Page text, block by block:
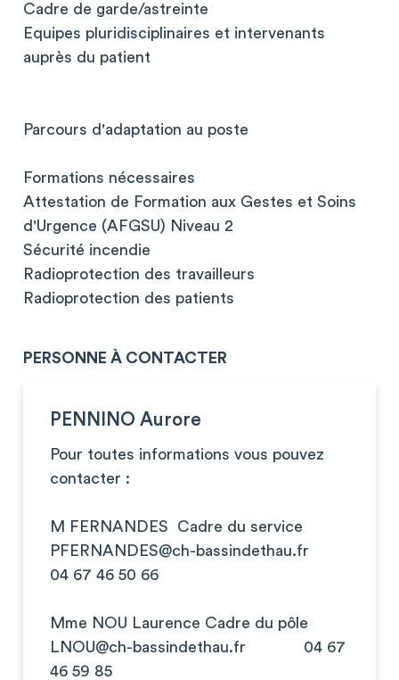
Cadre de garde/astreinte
Equipes pluridisciplinaires et intervenants
auprès du patient
Parcours d'adaptation au poste
Formations nécessaires
Attestation de Formation aux Gestes et Soins
d'Urgence (AFGSU) Niveau 2
Sécurité incendie
Radioprotection des travailleurs
Radioprotection des patients
PERSONNE À CONTACTER
PENNINO Aurore
Pour toutes informations vous pouvez
contacter :
M FERNANDES Cadre du service
PFERNANDES@ch-bassindethau.fr
04 67 46 50 66
Mme NOU Laurence Cadre du pôle
LNOU@ch-bassindethau.fr 04 67
46 59 85